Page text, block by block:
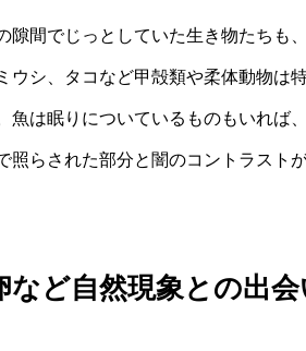
隙間でじっとしていた生き物たちも
ウシ、タコなど甲殻類や柔体動物は
魚は眠りについているものもいれば
照らされた部分と闇のコントラスト
など自然現象との出会